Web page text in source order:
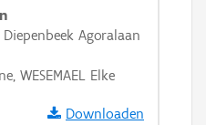
Agoralaan
WESEMAEL Elke
Downloaden